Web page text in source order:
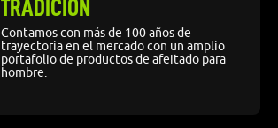
TRADICIÓN
Contamos con más de 100 años de
trayectoria en el mercado con un amplio
portafolio de productos de afeitado para
hombre.